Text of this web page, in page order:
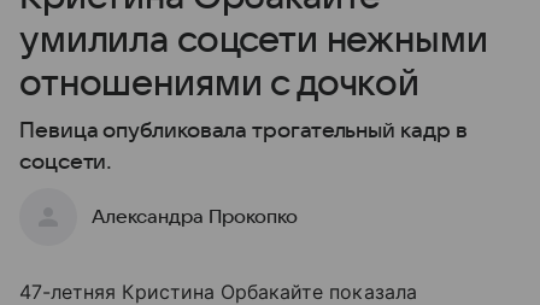
умилила соцсети нежными
отношениями с дочкой
Певица опубликовала трогательный кадр в
соцсети.
Александра Прокопко
47-летняя Кристина Орбакайте показала